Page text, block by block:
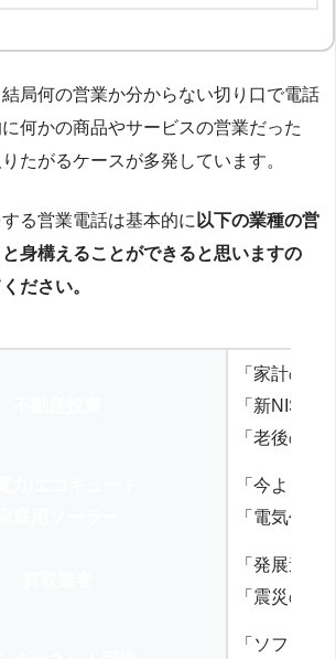
結局何の営業か分からない切り口で電話
何かの商品やサービスの営業だった
たがるケースが多発しています。
る営業電話は基本的に 以下の業種の営
身構えることができると思いますの
ださい。
「家計の見
「新NISA
「老後の
「今より
「電気代を
「発展途
「震災の
「ソフト